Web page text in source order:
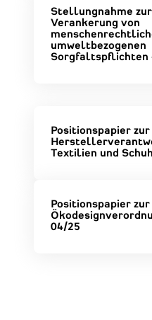
Stellungnahme
Verankerung von
umweltbezogenen
Sorgfaltspflichten
Positionspapier
Textilien und
Positionspapier zur
04/25